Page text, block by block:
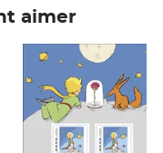
aimer
Prix 7,50€